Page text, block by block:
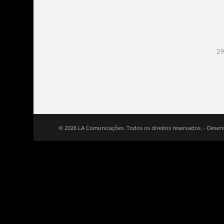
© 2026 LA Comunicações. Todos os direitos reservados. -